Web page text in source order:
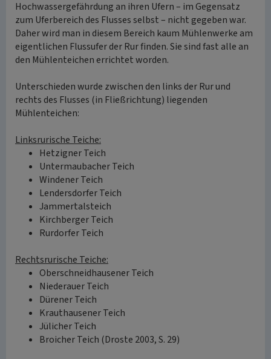
Hochwassergefährdung an ihren Ufern – im Gegensatz
zum Uferbereich des Flusses selbst – nicht gegeben war.
Daher wird man in diesem Bereich kaum Mühlenwerke am
eigentlichen Flussufer der Rur finden. Sie sind fast alle an
den Mühlenteichen errichtet worden.
Unterschieden wurde zwischen den links der Rur und
rechts des Flusses (in Fließrichtung) liegenden
Mühlenteichen:
Linksrurische Teiche:
Hetzigner Teich
Untermaubacher Teich
Windener Teich
Lendersdorfer Teich
Jammertalsteich
Kirchberger Teich
Rurdorfer Teich
Rechtsrurische Teiche:
Oberschneidhausener Teich
Niederauer Teich
Dürener Teich
Krauthausener Teich
Jülicher Teich
Broicher Teich (Droste 2003, S. 29)